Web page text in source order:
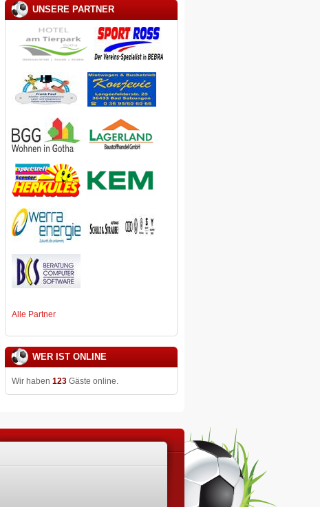
UNSERE PARTNER
Alle Partner
WER IST ONLINE
Wir haben 123Gäste online.